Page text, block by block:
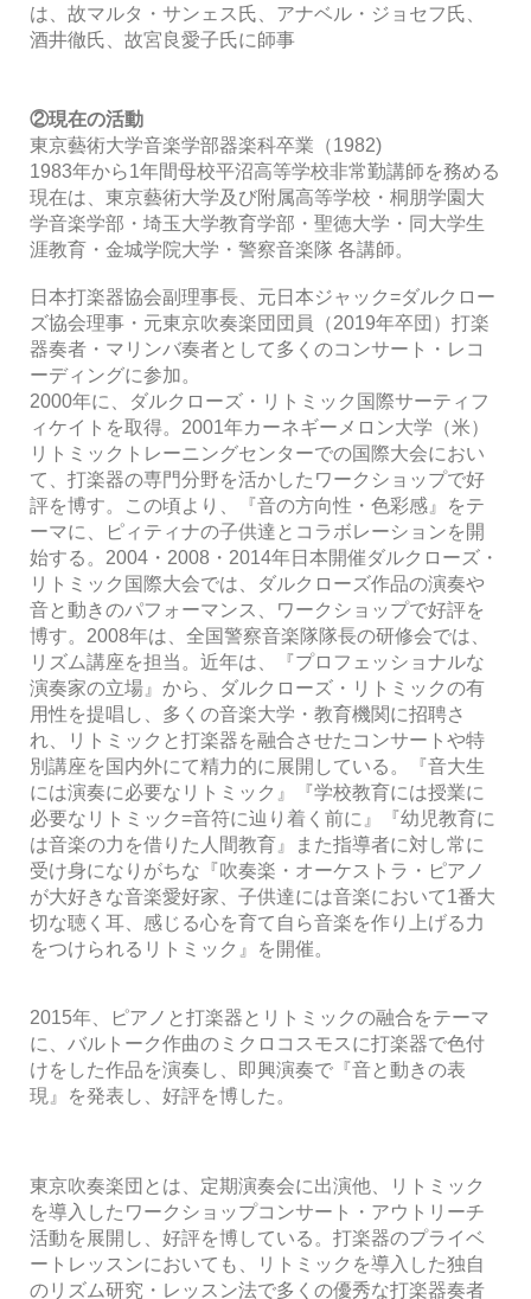
は、故マルタ・サンェス氏、アナベル・ジョセフ氏、
酒井徹氏、故宮良愛子氏に師事
②現在の活動
東京藝術大学音楽学部器楽科卒業（1982)
1983年から1年間母校平沼高等学校非常勤講師を務める
現在は、東京藝術大学及び附属高等学校・桐朋学園大
学音楽学部・埼玉大学教育学部・聖徳大学・同大学生
涯教育・金城学院大学・警察音楽隊 各講師。
日本打楽器協会副理事長、元日本ジャック=ダルクロー
ズ協会理事・元東京吹奏楽団団員（2019年卒団）打楽
器奏者・マリンバ奏者として多くのコンサート・レコ
ーディングに参加。
2000年に、ダルクローズ・リトミック国際サーティフ
ィケイトを取得。2001年カーネギーメロン大学（米）
リトミックトレーニングセンターでの国際大会におい
て、打楽器の専門分野を活かしたワークショップで好
評を博す。この頃より、『音の方向性・色彩感』をテ
ーマに、ピィティナの子供達とコラボレーションを開
始する。2004・2008・2014年日本開催ダルクローズ・
リトミック国際大会では、ダルクローズ作品の演奏や
音と動きのパフォーマンス、ワークショップで好評を
博す。2008年は、全国警察音楽隊隊長の研修会では、
リズム講座を担当。近年は、『プロフェッショナルな
演奏家の立場』から、ダルクローズ・リトミックの有
用性を提唱し、多くの音楽大学・教育機関に招聘さ
れ、リトミックと打楽器を融合させたコンサートや特
別講座を国内外にて精力的に展開している。『音大生
には演奏に必要なリトミック』『学校教育には授業に
必要なリトミック=音符に辿り着く前に』『幼児教育に
は音楽の力を借りた人間教育』また指導者に対し常に
受け身になりがちな『吹奏楽・オーケストラ・ピアノ
が大好きな音楽愛好家、子供達には音楽において1番大
切な聴く耳、感じる心を育て自ら音楽を作り上げる力
をつけられるリトミック』を開催。
2015年、ピアノと打楽器とリトミックの融合をテーマ
に、バルトーク作曲のミクロコスモスに打楽器で色付
けをした作品を演奏し、即興演奏で『音と動きの表
現』を発表し、好評を博した。
東京吹奏楽団とは、定期演奏会に出演他、リトミック
を導入したワークショップコンサート・アウトリーチ
活動を展開し、好評を博している。打楽器のプライベ
ートレッスンにおいても、リトミックを導入した独自
のリズム研究・レッスン法で多くの優秀な打楽器奏者